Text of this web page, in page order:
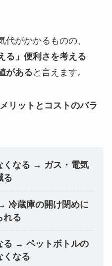
代がかかるものの、
る」便利さを考える
がある と言えます。
リットとコストのバラ
くなる → ガス・電気
る
冷蔵庫の開け閉めに
れる
る → ペットボトルの
くなる